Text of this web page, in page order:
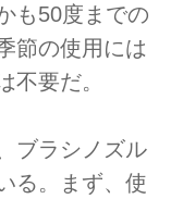
も50度までの
節の使用には
不要だ。
ブラシノズル
る。まず、使